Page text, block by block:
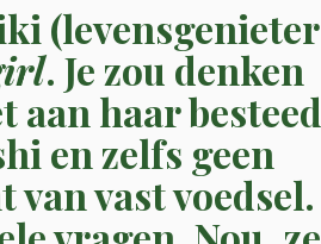
(levensgenieter
. Je zou denken
aan haar besteed
en zelfs geen
vast voedsel.